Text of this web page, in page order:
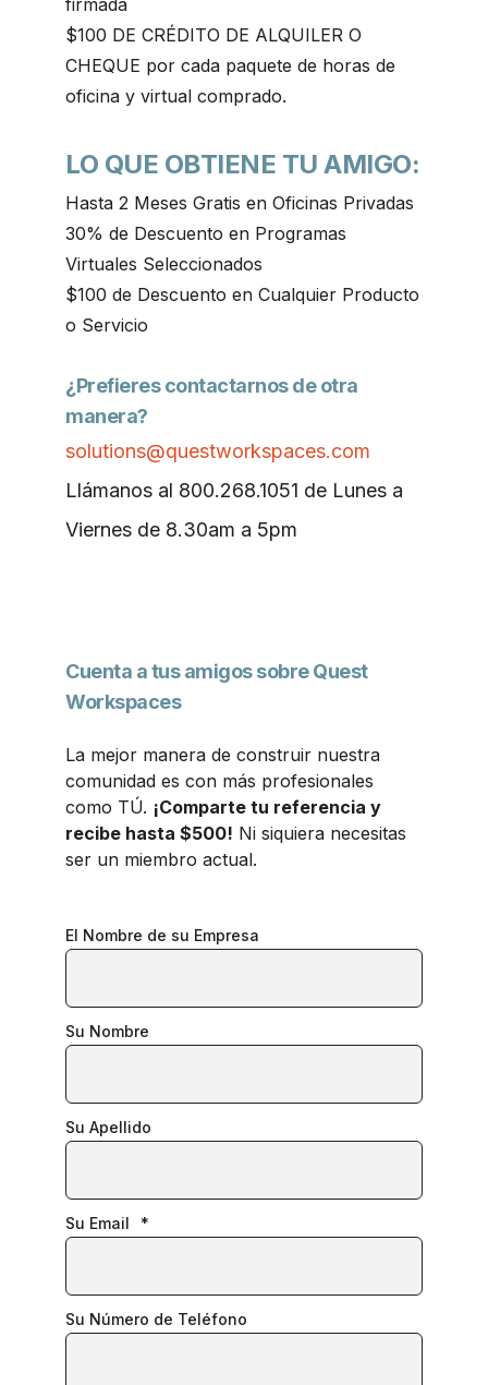
firmada
$100 DE CRÉDITO DE ALQUILER O
CHEQUE por cada paquete de horas de
oficina y virtual comprado.
LO QUE OBTIENE TU AMIGO:
Hasta 2 Meses Gratis en Oficinas Privadas
30% de Descuento en Programas
Virtuales Seleccionados
$100 de Descuento en Cualquier Producto
o Servicio
¿Prefieres contactarnos de otra
manera?
solutions@questworkspaces.com
Llámanos al 800.268.1051 de Lunes a
Viernes de 8.30am a 5pm
Cuenta a tus amigos sobre Quest
Workspaces
La mejor manera de construir nuestra
comunidad es con más profesionales
como TÚ. ¡Comparte tu referencia y
recibe hasta $500! Ni siquiera necesitas
ser un miembro actual.
El Nombre de su Empresa
Su Nombre
Su Apellido
Su Email *
Su Número de Teléfono